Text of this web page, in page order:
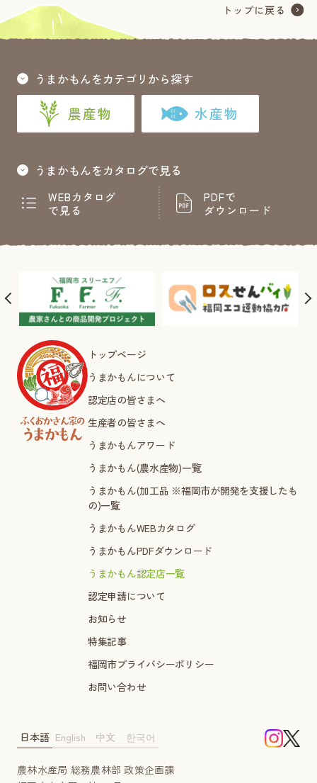
うまかもんをカテゴリから探す
農産物 水産物
うまかもんをカタログで見る
WEBカタログ
で見る
PDFで
ダウンロード
トップページ
うまかもんについて
認定店の皆さまへ
生産者の皆さまへ
うまかもんアワード
うまかもん(農水産物)一覧
うまかもん(加工品 ※福岡市が開発を支援したも
の)一覧
うまかもんWEBカタログ
うまかもんPDFダウンロード
うまかもん認定店一覧
認定申請について
お知らせ
特集記事
福岡市プライバシーポリシー
お問い合わせ
農林水産局 総務農林部 政策企画課
日本語 English 中文 한국어